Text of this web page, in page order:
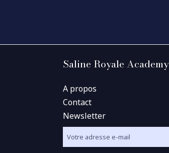
Saline Royale Academy
A propos
Contact
Newsletter